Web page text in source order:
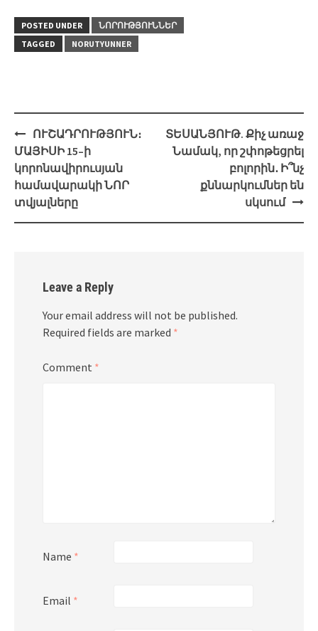
POSTED UNDER
ՆՈՐՈՒԹՅՈՒՆՆԵՐ
TAGGED
NORUTYUNNER
Post
navigation
ՈՒՇԱԴՐՈՒԹՅՈՒՆ։
ՄԱՅԻՍԻ 15–ի
կորոնավիրուսյան
համավարակի ՆՈՐ
տվյալները
ՏԵՍԱՆՅՈՒԹ. Քիչ առաջ
Նամակ, որ շփոթեցրել
բոլորին․ Ի՞նչ
քննարկումներ են
սկսում
Leave a Reply
Your email address will not be published.
Required fields are marked *
Comment *
Name *
Email *